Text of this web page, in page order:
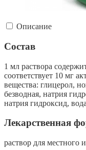
Описание
Состав
1 мл раствора
соответствует 10 мг
вещества: глицерол,
безводная, натрия
натрия гидроксид,
Лекарственная
раствор для местного